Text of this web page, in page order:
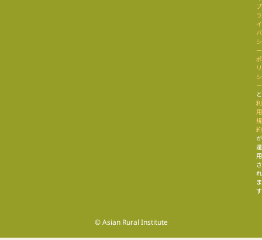
プ
ラ
イ
バ
シ
ー
ポ
リ
シ
ー
と
利
用
規
約
が
適
用
さ
れ
ま
© Asian Rural Institute